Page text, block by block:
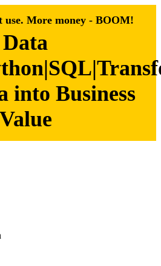
use. More money - BOOM!
Data
into Business
Value